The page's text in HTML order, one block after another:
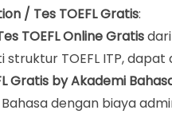
/ Tes TOEFL Gratis:
TOEFL Online Gratisdari
struktur TOEFL ITP,
Gratis by Akademi
dengan biaya